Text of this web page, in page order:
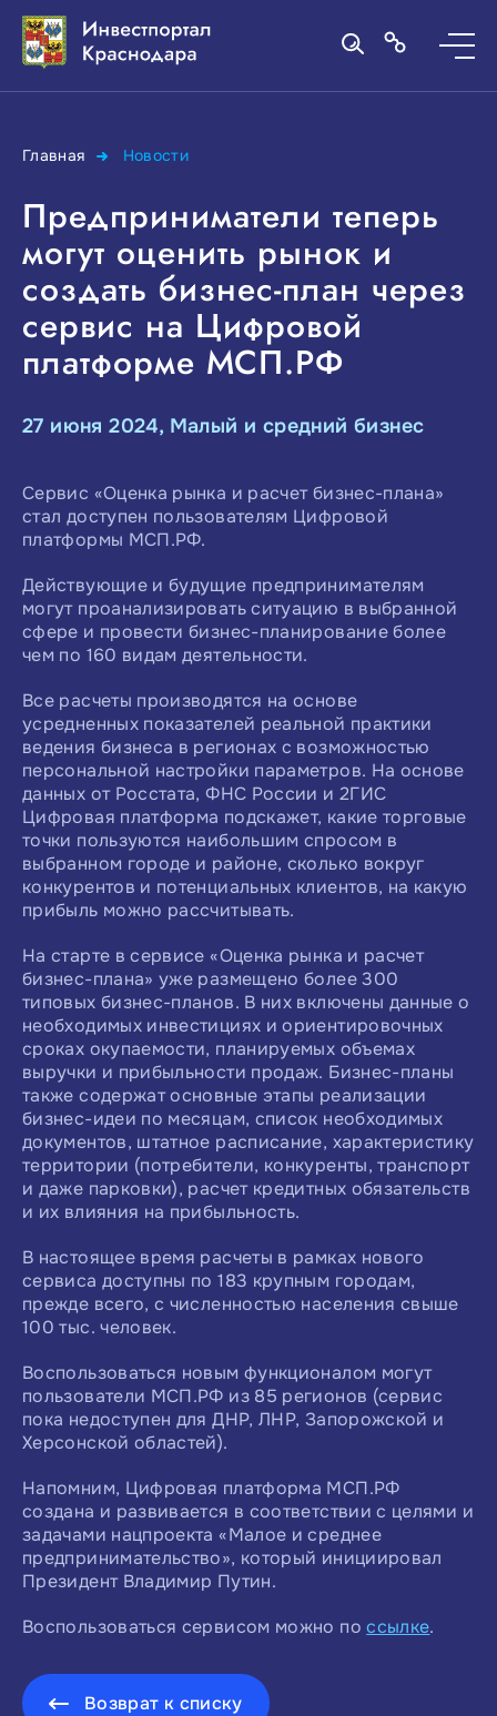
Главная Новости
Предприниматели теперь
могут оценить рынок и
создать бизнес-план через
сервис на Цифровой
платформе МСП.РФ
27 июня 2024, Малый и средний бизнес
Сервис «Оценка рынка и расчет бизнес-плана»
стал доступен пользователям Цифровой
платформы МСП.РФ.
Действующие и будущие предпринимателям
могут проанализировать ситуацию в выбранной
сфере и провести бизнес-планирование более
чем по 160 видам деятельности.
Все расчеты производятся на основе
усредненных показателей реальной практики
ведения бизнеса в регионах с возможностью
персональной настройки параметров. На основе
данных от Росстата, ФНС России и 2ГИС
Цифровая платформа подскажет, какие торговые
точки пользуются наибольшим спросом в
выбранном городе и районе, сколько вокруг
конкурентов и потенциальных клиентов, на какую
прибыль можно рассчитывать.
На старте в сервисе «Оценка рынка и расчет
бизнес-плана» уже размещено более 300
типовых бизнес-планов. В них включены данные о
необходимых инвестициях и ориентировочных
сроках окупаемости, планируемых объемах
выручки и прибыльности продаж. Бизнес-планы
также содержат основные этапы реализации
бизнес-идеи по месяцам, список необходимых
документов, штатное расписание, характеристику
территории (потребители, конкуренты, транспорт
и даже парковки), расчет кредитных обязательств
и их влияния на прибыльность.
В настоящее время расчеты в рамках нового
сервиса доступны по 183 крупным городам,
прежде всего, с численностью населения свыше
100 тыс. человек.
Воспользоваться новым функционалом могут
пользователи МСП.РФ из 85 регионов (сервис
пока недоступен для ДНР, ЛНР, Запорожской и
Херсонской областей).
Напомним, Цифровая платформа МСП.РФ
создана и развивается в соответствии с целями и
задачами нацпроекта «Малое и среднее
предпринимательство», который инициировал
Президент Владимир Путин.
Воспользоваться сервисом можно поссылке.
Возврат к списку